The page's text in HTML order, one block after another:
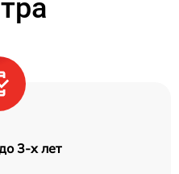
3-х лет